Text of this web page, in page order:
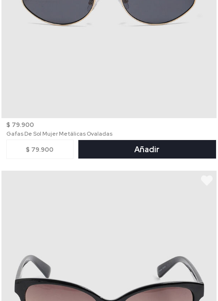
$ 79.900
Gafas De Sol Mujer Metálicas Ovaladas
$ 79.900 Añadir